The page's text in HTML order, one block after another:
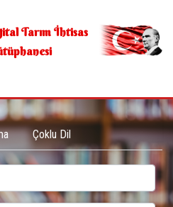
Tarım İhtisas
Çoklu Dil